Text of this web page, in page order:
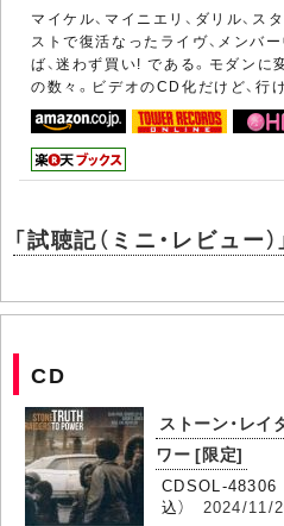
マイケル、マイニエリ、ダリル、
ストで復活なったライヴ、メンバ
ば、迷わず買い! である。モダンに
の数々。ビデオのCD化だけど、行
「試聴記（ミニ・レビュー
CD
ストーン・レイ
ワー [限定]
CDSOL-48306
込） 2024/11/